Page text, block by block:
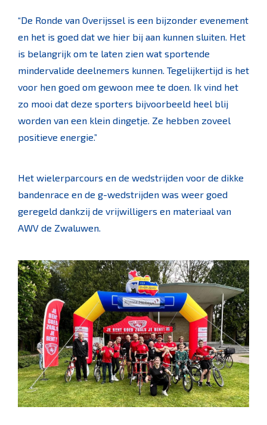
“De Ronde van Overijssel is een bijzonder evenement
en het is goed dat we hier bij aan kunnen sluiten. Het
is belangrijk om te laten zien wat sportende
mindervalide deelnemers kunnen. Tegelijkertijd is het
voor hen goed om gewoon mee te doen. Ik vind het
zo mooi dat deze sporters bijvoorbeeld heel blij
worden van een klein dingetje. Ze hebben zoveel
positieve energie.”
Het wielerparcours en de wedstrijden voor de dikke
bandenrace en de g-wedstrijden was weer goed
geregeld dankzij de vrijwilligers en materiaal van
AWV de Zwaluwen.